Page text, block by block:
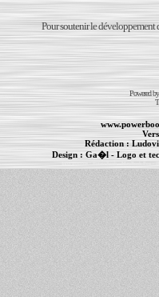
Pour soutenir le développement
Powered
Rédaction :
Design : Ga�l- Logo et